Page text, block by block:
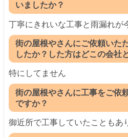
いましたか？
丁寧にきれいな工事と雨漏れが
街の屋根やさんにご依頼いた
したか？した方はどこの会社
特にしてません
街の屋根やさんに工事をご依
ですか？
御近所で工事していたこともあ